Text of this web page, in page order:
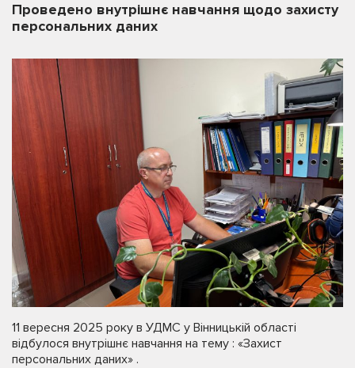
Проведено внутрішнє навчання щодо захисту
персональних даних
11 вересня 2025 року в УДМС у Вінницькій області
відбулося внутрішнє навчання на тему : «Захист
персональних даних» .